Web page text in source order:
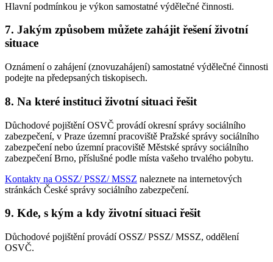
Hlavní podmínkou je výkon samostatné výdělečné činnosti.
7. Jakým způsobem můžete zahájit řešení životní
situace
Oznámení o zahájení (znovuzahájení) samostatné výdělečné činnosti
podejte na předepsaných tiskopisech.
8. Na které instituci životní situaci řešit
Důchodové pojištění OSVČ provádí okresní správy sociálního
zabezpečení, v Praze územní pracoviště Pražské správy sociálního
zabezpečení nebo územní pracoviště Městské správy sociálního
zabezpečení Brno, příslušné podle místa vašeho trvalého pobytu.
Kontakty na OSSZ/ PSSZ/ MSSZ naleznete na internetových
stránkách České správy sociálního zabezpečení.
9. Kde, s kým a kdy životní situaci řešit
Důchodové pojištění provádí OSSZ/ PSSZ/ MSSZ, oddělení
OSVČ.